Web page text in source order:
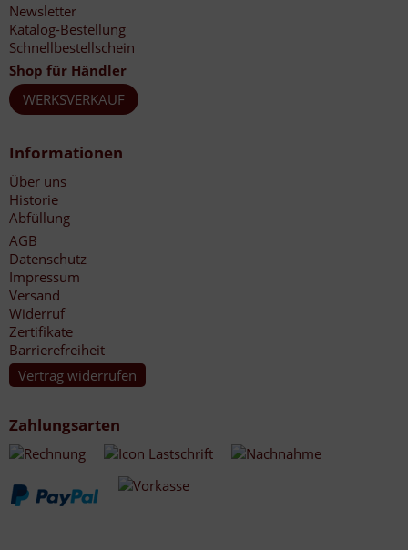
Newsletter
Katalog-Bestellung
Schnellbestellschein
Shop für Händler
WERKSVERKAUF
Informationen
Über uns
Historie
Abfüllung
AGB
Datenschutz
Impressum
Versand
Widerruf
Zertifikate
Barrierefreiheit
Vertrag widerrufen
Zahlungsarten